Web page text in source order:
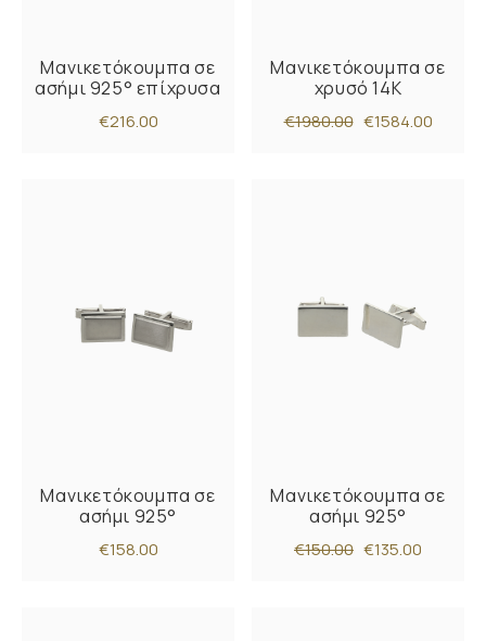
Μανικετόκουμπα σε
ασήμι 925° επίχρυσα
€216.00
Μανικετόκουμπα σε
χρυσό 14Κ
€1980.00 €1584.00
Μανικετόκουμπα σε
ασήμι 925°
€158.00
Μανικετόκουμπα σε
ασήμι 925°
€150.00 €135.00